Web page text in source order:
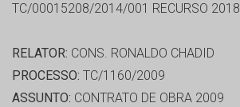
TC/00015208/2014/001 RECURSO 2018
RELATOR: CONS. RONALDO CHADID
PROCESSO: TC/1160/2009
ASSUNTO: CONTRATO DE OBRA 2009